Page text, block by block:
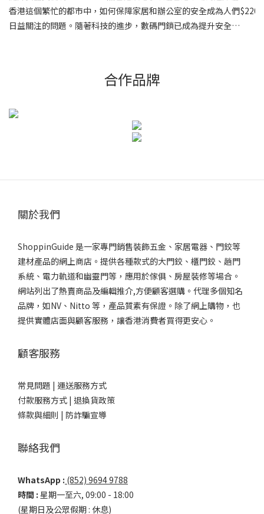
香港這個繁忙的都市中，如何保障家居和辦公室的安全成為人們
日益關注的問題。隨著科技的進步，數碼門鎖已成為提升安全性
對經濟下行而設計，是入門級價格與優質性能的完美結合，非常
並且擁有防鏽外殼，確保了產品的耐用性和長壽命。多元解鎖方
式，智能管理JD323T 提供多種解鎖方式，包括 Bluetooth
App、指紋、密碼、卡片及緊急鑰匙，滿足不同用戶的需求。其
安裝成本和時間。其適用於 35-70 毫米的門厚度，並能夠通用
門。高容量用戶管理與持久耐用JD323T 支持最多 889 位用戶
（包括最多 100 個指紋），並能夠在 -10℃ 至 +65℃ 的環境中
運行，適應香港多變的氣候。其電池壽命可達 50,000 次開鎖，
通常可持續使用一年，並設有低電量警報，讓您不必擔心突然斷
電的尷尬。總結JD323T 黑色指紋電子鎖不僅以其高性價比和多
功能性贏得了香港市場的青睞，更以其易用性和耐用性提升了用
供更好的防護，JD323T 都是您不可錯過的選擇。探索更多關於
合作品牌
關於我們
ShoppinGuide 是一家專門銷售裝飾五金、家居電器、門鉸等
建材產品的網上商店。提供各種款式的大門鉸、櫃門鉸、趟門
系統、電力軌道和幽靈門等，應用於傢俱、房屋裝修等場合。
網站列出了熱賣商品及編輯推介,方便顧客選購。代理多個知名
品牌，如NV、Nitto 等，產品質素有保證。除了網上購物，也
提供實體店面與顧客服務，讓香港消費者買得更安心。
顧客服務
常見問題 | 運送服務方式
付款服務方式 | 退換貨政策
條款與細則 | 防詐騙宣導
聯絡我們
WhatsApp : (852) 9694 9788
時間 : 星期一至六, 09:00 - 18:00
(星期日及公眾假期 : 休息)